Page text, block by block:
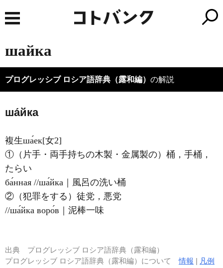
шайка
プログレッシブ ロシア語辞典（露和編） の解説
ша́йка
複生ша́ек[女2]
①（片手・両手持ちの木製・金属製の）桶，手桶，
たらい
ба́нная //ша́йка｜風呂の洗い桶
②（犯罪をする）徒党，悪党
//ша́йка воро́в｜泥棒一味
出典 プログレッシブ ロシア語辞典（露和編）
プログレッシブ ロシア語辞典（露和編）について情報 | 凡例